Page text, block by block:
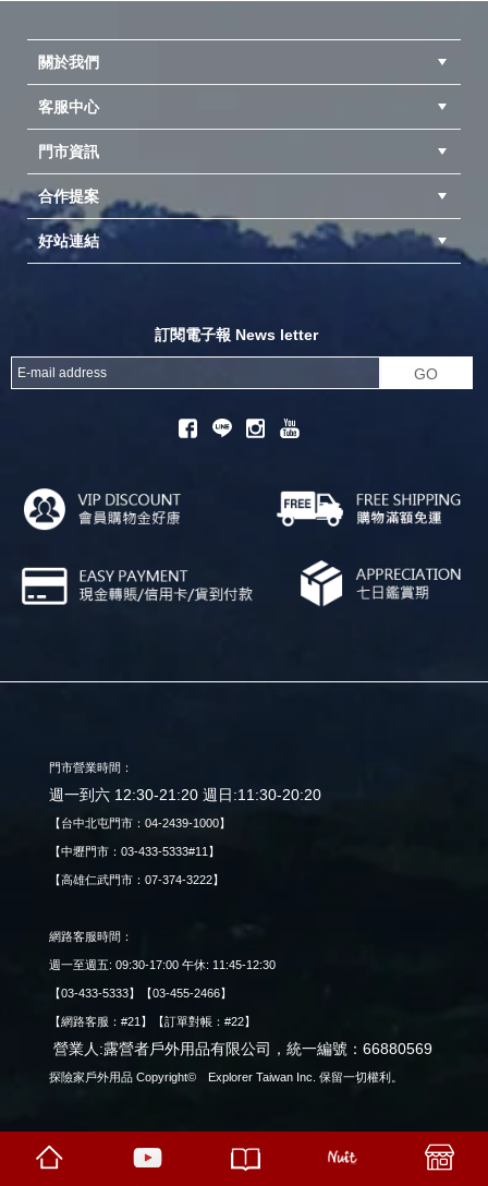
關於我們
客服中心
門市資訊
合作提案
異業合作
專案採購
成為供應商
好站連結
訂閱電子報 News letter
GO
門市營業時間：
週一到六 12:30-21:20 週日:11:30-20:20
【台中北屯門市：04-2439-1000】
【中壢門市：03-433-5333#11】
【高雄仁武門市：07-374-3222】
網路客服時間：
週一至週五: 09:30-17:00 午休: 11:45-12:30
【03-433-5333】【03-455-2466】
【網路客服：#21】【訂單對帳：#22】
營業人:露營者戶外用品有限公司，統一編號：66880569
探險家戶外用品 Copyright© Explorer Taiwan Inc. 保留一切權利。